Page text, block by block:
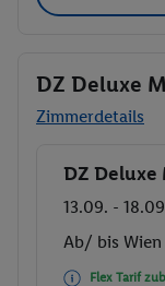
DZ Deluxe
Zimmerdetails
Buchen
DZ
13.09. -
Ab/ bis Wien
Flex Tarif